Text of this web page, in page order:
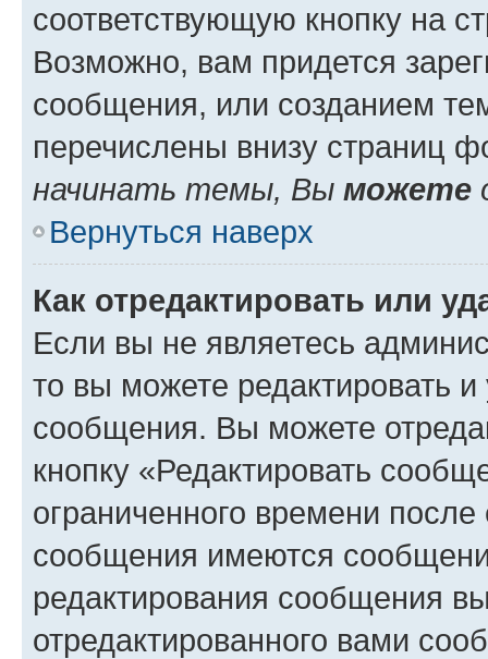
соответствующую кнопку на
Возможно, вам придется
сообщения, или созданием
перечислены внизу страниц
начинать темы, Вы можете
Вернуться наверх
Как отредактировать или
Если вы не являетесь
то вы можете редактировать
сообщения. Вы можете
кнопку «Редактировать
ограниченного времени
сообщения имеются
редактирования сообщения
отредактированного вами